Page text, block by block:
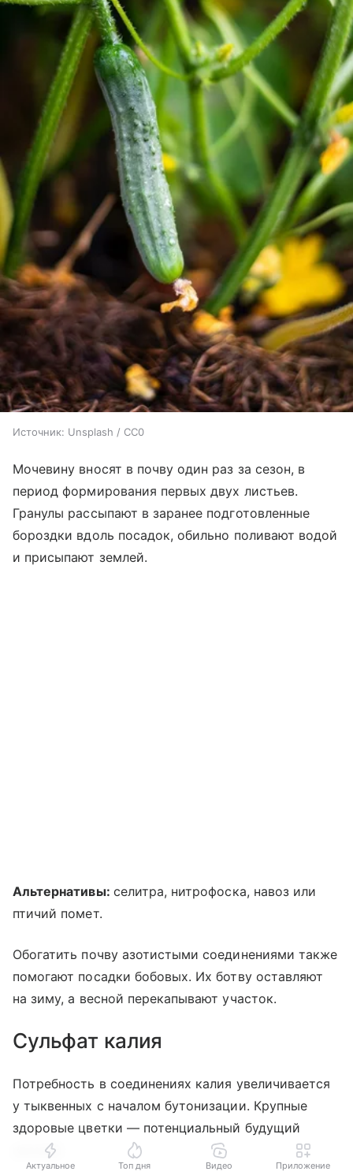
Источник: Unsplash / CC0
Мочевину вносят в почву один раз за сезон, в
период формирования первых двух листьев.
Гранулы рассыпают в заранее подготовленные
бороздки вдоль посадок, обильно поливают водой
и присыпают землей.
Альтернативы: селитра, нитрофоска, навоз или
птичий помет.
Обогатить почву азотистыми соединениями также
помогают посадки бобовых. Их ботву оставляют
на зиму, а весной перекапывают участок.
Сульфат калия
Потребность в соединениях калия увеличивается
у тыквенных с началом бутонизации. Крупные
здоровые цветки — потенциальный будущий
урожай.
Актуальное Топ дня Видео Приложение